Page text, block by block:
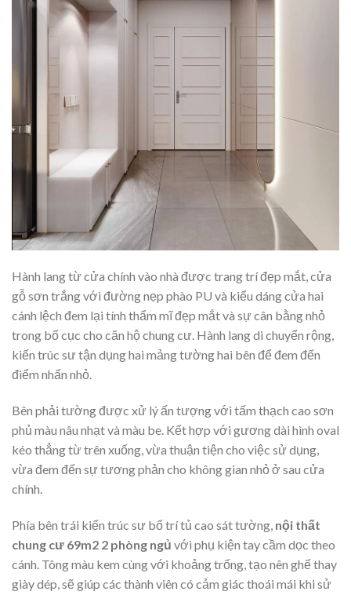
Hành lang từ cửa chính vào nhà được trang trí đẹp mắt, cửa
gỗ sơn trắng với đường nẹp phào PU và kiểu dáng cửa hai
cánh lệch đem lại tính thẩm mĩ đẹp mắt và sự cân bằng nhỏ
trong bố cục cho căn hộ chung cư. Hành lang di chuyển rộng,
kiến trúc sư tận dụng hai mảng tường hai bên để đem đến
điểm nhấn nhỏ.
Bên phải tường được xử lý ấn tượng với tấm thạch cao sơn
phủ màu nâu nhạt và màu be. Kết hợp với gương dài hình oval
kéo thẳng từ trên xuống, vừa thuận tiện cho việc sử dụng,
vừa đem đến sự tương phản cho không gian nhỏ ở sau cửa
chính.
Phía bên trái kiến trúc sư bố trí tủ cao sát tường, nội thất
chung cư 69m2 2 phòng ngủ với phụ kiện tay cầm dọc theo
cánh. Tông màu kem cùng với khoảng trống, tạo nên ghế thay
giày dép, sẽ giúp các thành viên có cảm giác thoái mái khi sử